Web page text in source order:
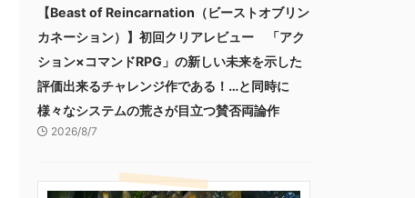
【Beast of Reincarnation（ビーストオブリン
カネーション）】初回クリアレビュー 「アク
ション×コマンドRPG」の新しい未来を示した
評価出来るチャレンジ作である！…と同時に
様々なシステムの荒さが目立つ賛否両論作
2026/8/7